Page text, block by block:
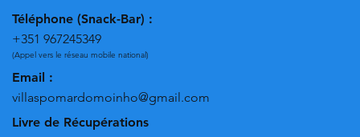
Téléphone (Snack-Bar) :
+351 967245349
(Appel vers le réseau mobile national)
Email :
villaspomardomoinho@gmail.com
Livre de Récupérations